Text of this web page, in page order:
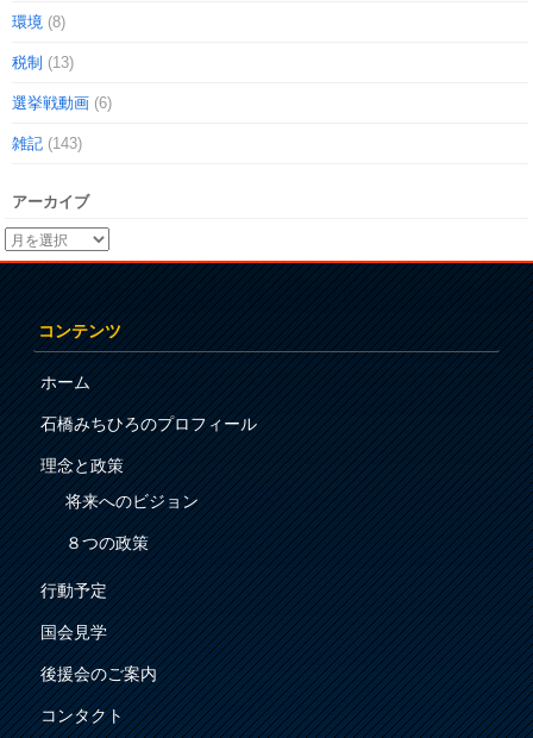
環境 (8)
税制 (13)
選挙戦動画 (6)
雑記 (143)
アーカイブ
コンテンツ
ホーム
石橋みちひろのプロフィール
理念と政策
将来へのビジョン
８つの政策
行動予定
国会見学
後援会のご案内
コンタクト